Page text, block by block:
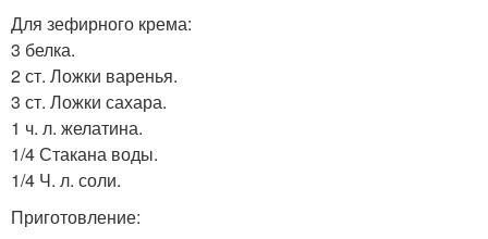
Для зефирного крема:
3 белка.
2 ст. Ложки варенья.
3 ст. Ложки сахара.
1 ч. л. желатина.
1/4 Стакана воды.
1/4 Ч. л. соли.
Приготовление: